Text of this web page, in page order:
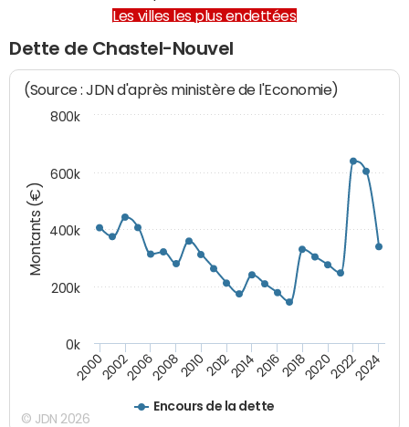
Les villes les plus endettées
Dette de Chastel-Nouvel
Montants (€)
(Source : JDN d'après ministère de l'Economie)
Encours de la dette
200020022006200820102012201420162018202020222024
200k
400k
600k
0k
800k
© JDN 2026